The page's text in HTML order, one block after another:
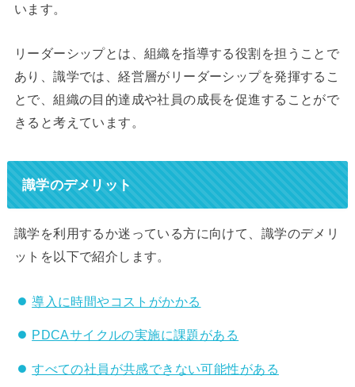
います。
リーダーシップとは、組織を指導する役割を担うことで
あり、識学では、経営層がリーダーシップを発揮するこ
とで、組織の目的達成や社員の成長を促進することがで
きると考えています。
識学のデメリット
識学を利用するか迷っている方に向けて、識学のデメリ
ットを以下で紹介します。
導入に時間やコストがかかる
PDCAサイクルの実施に課題がある
すべての社員が共感できない可能性がある